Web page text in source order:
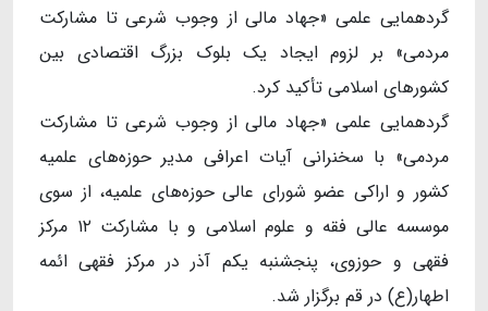
گردهمایی علمی «جهاد مالی از وجوب شرعی تا مشارکت
مردمی» بر لزوم ایجاد یک بلوک بزرگ اقتصادی بین
کشورهای اسلامی تأکید کرد.
گردهمایی علمی «جهاد مالی از وجوب شرعی تا مشارکت
مردمی» با سخنرانی آیات اعرافی مدیر حوزه‌های علمیه
کشور و اراکی عضو شورای عالی حوزه‌های علمیه، از سوی
موسسه عالی فقه و علوم اسلامی و با مشارکت ۱۲ مرکز
فقهی و حوزوی، پنجشنبه یکم آذر در مرکز فقهی ائمه
اطهار(ع) در قم برگزار شد.